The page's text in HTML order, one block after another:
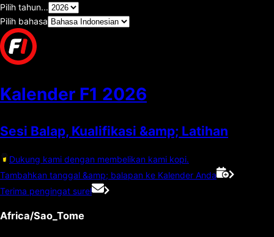
Pilih tahun...
Pilih bahasa
Kalender F1 2026
Sesi Balap, Kualifikasi &amp; Latihan
Dukung kami dengan membelikan kami kopi.
Tambahkan tanggal &amp; balapan ke Kalender Anda
Terima pengingat surel
Africa/Sao_Tome